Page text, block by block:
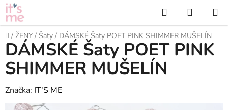
Přejít
na
obsah
Hledat
KOŠÍK
Domů
/ ŽENY / Šaty / DÁMSKÉ Šaty POET PINK SHIMMER MUŠELÍN
DÁMSKÉ Šaty POET PINK
SHIMMER MUŠELÍN
Značka: IT'S ME